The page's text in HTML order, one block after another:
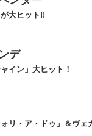
大ヒット!!
デ
イン」大ヒット！
リ・ア・ドゥ」＆ヴェ